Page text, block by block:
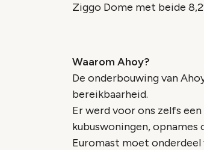
Ziggo Dome met beide
Waarom Ahoy?
De onderbouwing van
bereikbaarheid.
Er werd voor ons zelfs
kubuswoningen, opnames
Euromast moet